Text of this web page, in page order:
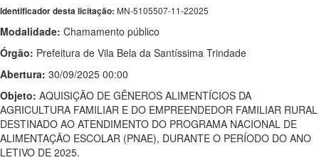
Identificador desta licitação: MN-5105507-11-22025
Modalidade: Chamamento público
Órgão: Prefeitura de Vila Bela da Santíssima Trindade
Abertura: 30/09/2025 00:00
Objeto: AQUISIÇÃO DE GÊNEROS ALIMENTÍCIOS DA
AGRICULTURA FAMILIAR E DO EMPREENDEDOR FAMILIAR RURAL
DESTINADO AO ATENDIMENTO DO PROGRAMA NACIONAL DE
ALIMENTAÇÃO ESCOLAR (PNAE), DURANTE O PERÍODO DO ANO
LETIVO DE 2025.